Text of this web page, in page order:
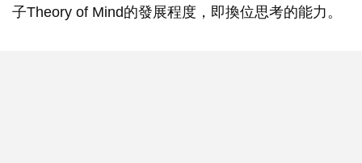
子Theory of Mind的發展程度，即換位思考的能力。